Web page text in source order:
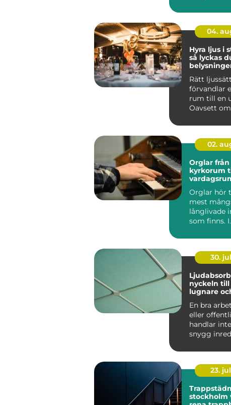
04.
Hyra ljus i
så lyckas
Rätt
förvandlar
rum till en
Oavsett
02.
Orglar från
kyrkorum
Orglar hör
mest
långlivade
som finns. I
burit m...
30. jul
nyckeln till
lugnare
En bra
eller
handlar
snygg
23. jul
stockholm varför